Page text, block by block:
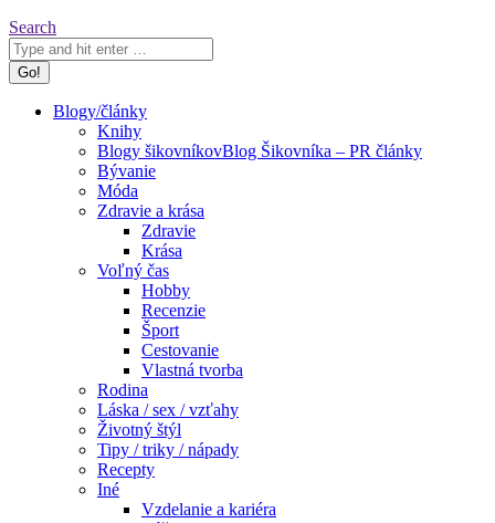
Search:
Search
Blogy/články
Knihy
Blogy šikovníkovBlog Šikovníka – PR články
Bývanie
Móda
Zdravie a krása
Zdravie
Krása
Voľný čas
Hobby
Recenzie
Šport
Cestovanie
Vlastná tvorba
Rodina
Láska / sex / vzťahy
Životný štýl
Tipy / triky / nápady
Recepty
Iné
Vzdelanie a kariéra